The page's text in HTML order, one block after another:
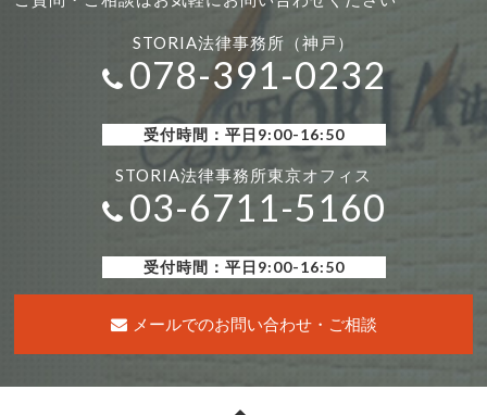
STORIA法律事務所（神戸）
078-391-0232
受付時間：平日9:00-16:50
STORIA法律事務所東京オフィス
03-6711-5160
受付時間：平日9:00-16:50
メールでのお問い合わせ・ご相談